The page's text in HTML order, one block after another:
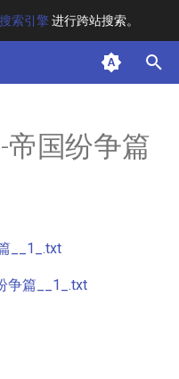
索引擎进行跨站搜索。
国纷争篇
__1_.txt
争篇__1_.txt